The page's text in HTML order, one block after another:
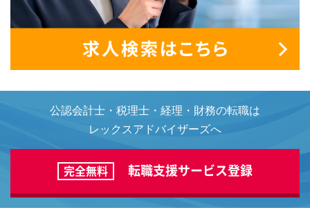
公認会計士・税理士・経理・財務の転職は
レックスアドバイザーズへ
完全無料 転職支援サービス登録